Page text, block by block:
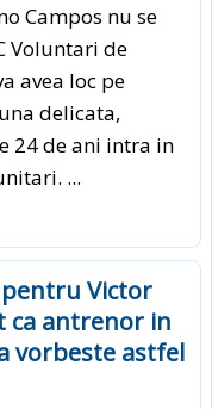
Campos nu se
Voluntari de
avea loc pe
delicata,
24 de ani intra in
...
pentru Victor
ca antrenor in
vorbeste astfel